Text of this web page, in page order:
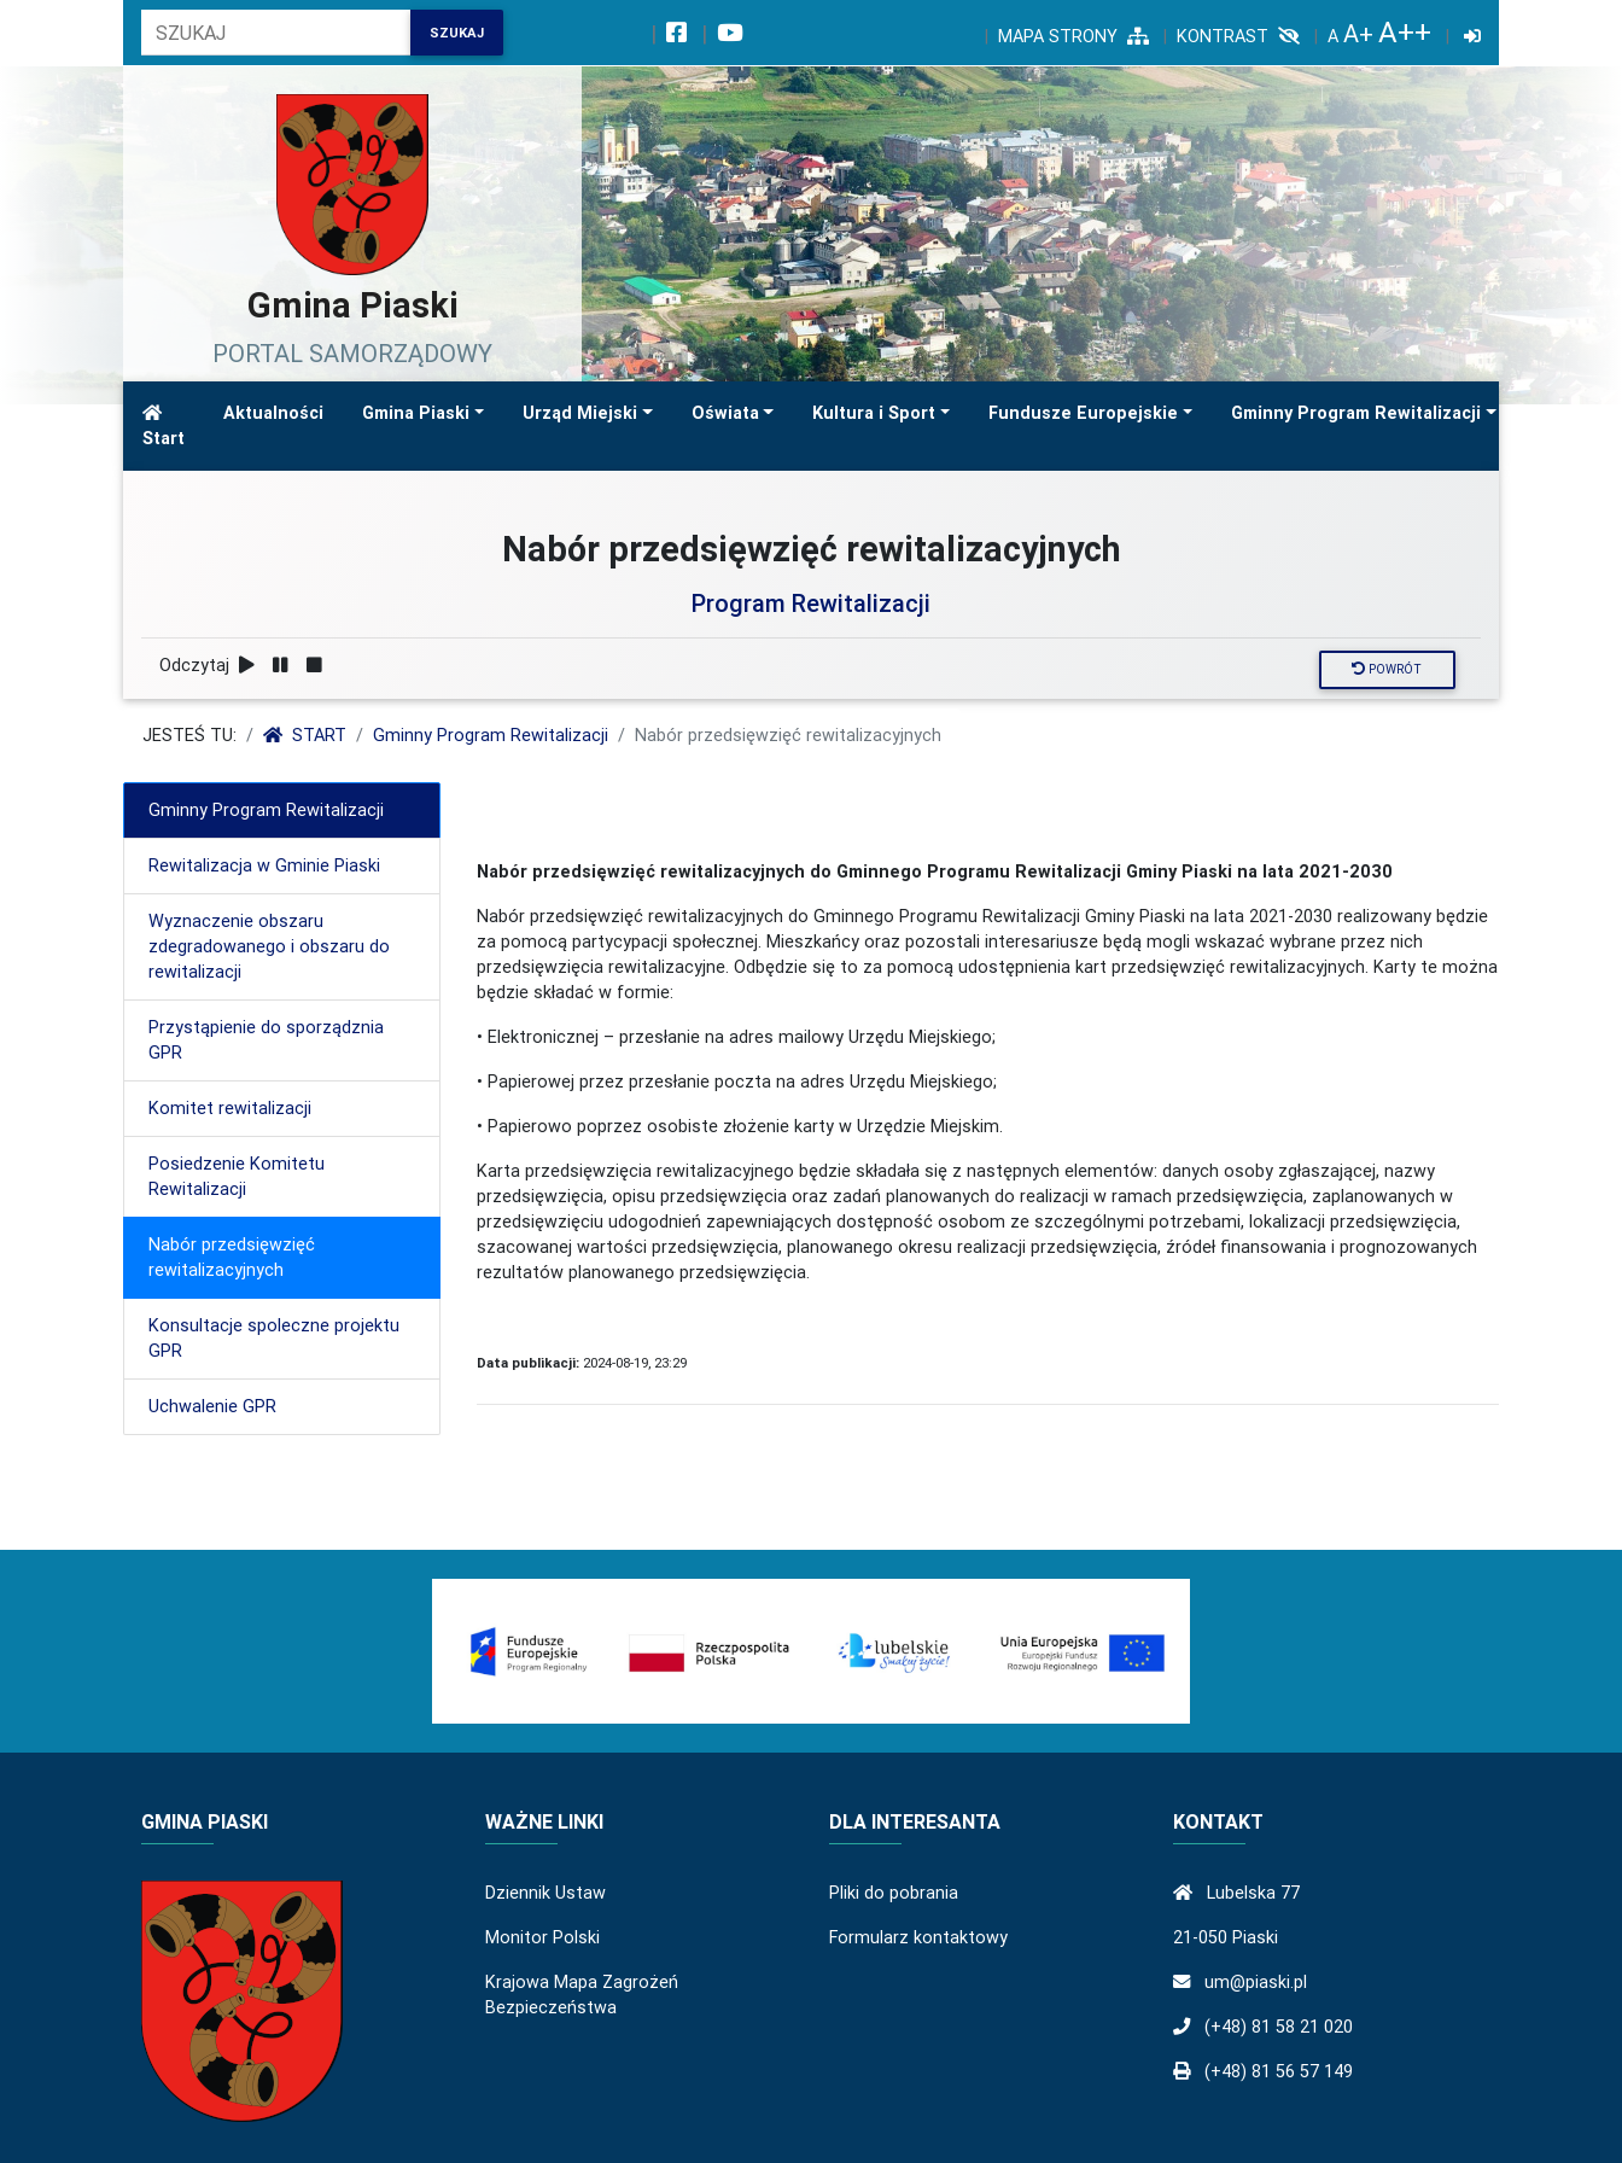
Przejdź do wyszukiwarki
Przejdź do treści głównej
Przejdź do stopki
Przejdź do menu górnego
Przejdź do mapy serwisu
SZUKAJ MAPA STRONY KONTRAST
Gmina Piaski
PORTAL SAMORZĄDOWY
Start
Aktualności Gmina Piaski Urząd Miejski Oświata Kultura i Sport Fundusze Europejskie Gminny Program Rewitalizacji
Nabór przedsięwzięć rewitalizacyjnych
Program Rewitalizacji
Odczytaj POWRÓT
JESTEŚ TU: START Gminny Program Rewitalizacji Nabór przedsięwzięć rewitalizacyjnych
Gminny Program Rewitalizacji
Rewitalizacja w Gminie Piaski
Wyznaczenie obszaru
zdegradowanego i obszaru do
rewitalizacji
Przystąpienie do sporządznia
GPR
Komitet rewitalizacji
Posiedzenie Komitetu
Rewitalizacji
Nabór przedsięwzięć
rewitalizacyjnych
Konsultacje spoleczne projektu
GPR
Uchwalenie GPR
Nabór przedsięwzięć rewitalizacyjnych do Gminnego Programu Rewitalizacji Gminy Piaski na lata 2021-2030
Nabór przedsięwzięć rewitalizacyjnych do Gminnego Programu Rewitalizacji Gminy Piaski na lata 2021-2030 realizowany będzie
za pomocą partycypacji społecznej. Mieszkańcy oraz pozostali interesariusze będą mogli wskazać wybrane przez nich
przedsięwzięcia rewitalizacyjne. Odbędzie się to za pomocą udostępnienia kart przedsięwzięć rewitalizacyjnych. Karty te można
będzie składać w formie:
• Elektronicznej – przesłanie na adres mailowy Urzędu Miejskiego;
• Papierowej przez przesłanie poczta na adres Urzędu Miejskiego;
• Papierowo poprzez osobiste złożenie karty w Urzędzie Miejskim.
Karta przedsięwzięcia rewitalizacyjnego będzie składała się z następnych elementów: danych osoby zgłaszającej, nazwy
przedsięwzięcia, opisu przedsięwzięcia oraz zadań planowanych do realizacji w ramach przedsięwzięcia, zaplanowanych w
przedsięwzięciu udogodnień zapewniających dostępność osobom ze szczególnymi potrzebami, lokalizacji przedsięwzięcia,
szacowanej wartości przedsięwzięcia, planowanego okresu realizacji przedsięwzięcia, źródeł finansowania i prognozowanych
rezultatów planowanego przedsięwzięcia.
Data publikacji: 2024-08-19, 23:29
GMINA PIASKI WAŻNE LINKI
Dziennik Ustaw
Monitor Polski
Krajowa Mapa Zagrożeń
Bezpieczeństwa
DLA INTERESANTA
Pliki do pobrania
Formularz kontaktowy
KONTAKT
Lubelska 77
21-050 Piaski
um@piaski.pl
(+48) 81 58 21 020
(+48) 81 56 57 149